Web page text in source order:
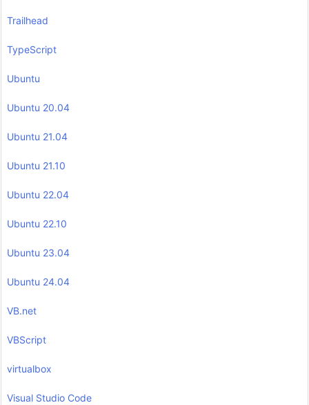
Trailhead
TypeScript
Ubuntu
Ubuntu 20.04
Ubuntu 21.04
Ubuntu 21.10
Ubuntu 22.04
Ubuntu 22.10
Ubuntu 23.04
Ubuntu 24.04
VB.net
VBScript
virtualbox
Visual Studio Code